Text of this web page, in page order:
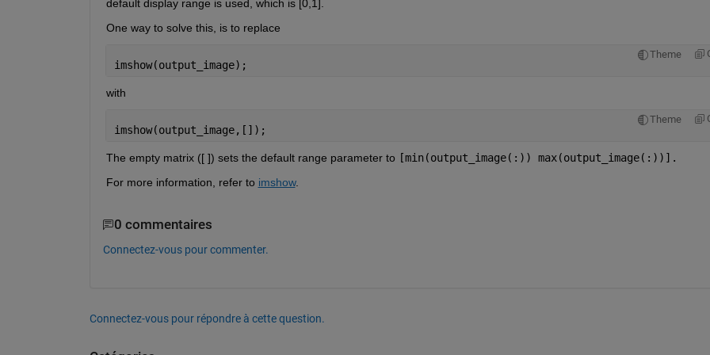
default display range is used, which is [0,1].
One way to solve this, is to replace
Theme
imshow(output_image);
with
Theme
imshow(output_image,[]);
The empty matrix ([ ]) sets the default range parameter to [min(output_image(:)) max(output_image(:))].
For more information, refer to imshow.
0 commentaires
Connectez-vous pour commenter.
Connectez-vous pour répondre à cette question.